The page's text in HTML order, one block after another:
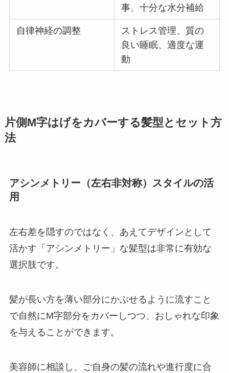
事、十分な水分補給
自律神経の調整
ストレス管理、質の
良い睡眠、適度な運
動
片側M字はげをカバーする髪型とセット方
法
アシンメトリー（左右非対称）スタイルの活
用
左右差を隠すのではなく、あえてデザインとして
活かす「アシンメトリー」な髪型は非常に有効な
選択肢です。
髪が長い方を薄い部分にかぶせるように流すこと
で自然にM字部分をカバーしつつ、おしゃれな印象
を与えることができます。
美容師に相談し、ご自身の髪の流れや進行度に合